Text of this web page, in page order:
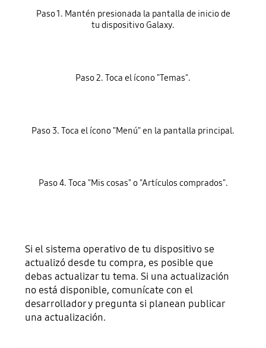
Paso 1. Mantén presionada la pantalla de inicio de
tu dispositivo Galaxy.
Paso 2. Toca el ícono "Temas".
Paso 3. Toca el ícono "Menú" en la pantalla principal.
Paso 4. Toca "Mis cosas" o "Artículos comprados".
Si el sistema operativo de tu dispositivo se
actualizó desde tu compra, es posible que
debas actualizar tu tema. Si una actualización
no está disponible, comunícate con el
desarrollador y pregunta si planean publicar
una actualización.